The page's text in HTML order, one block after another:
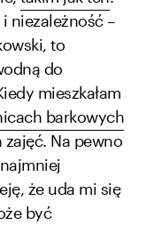
niezależność –
to
do
mieszkałam
barkowych
Na pewno
że uda mi się
być